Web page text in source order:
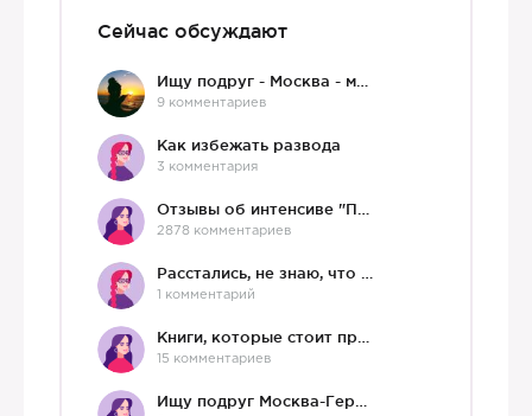
Сейчас обсуждают
9 комментариев
Как избежать развода
3 комментария
2878 комментариев
1 комментарий
15 комментариев